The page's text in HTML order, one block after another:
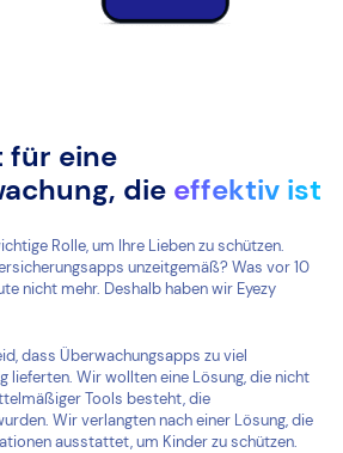
für eine
die effektiv ist
Rolle, um Ihre Lieben zu schützen.
unzeitgemäß? Was vor 10
nicht mehr. Deshalb haben wir Eyezy
dass Überwachungsapps zu viel
lieferten. Wir wollten eine Lösung, die nicht
Tools besteht, die
Wir verlangten nach einer Lösung, die
ausstattet, um Kinder zu schützen.